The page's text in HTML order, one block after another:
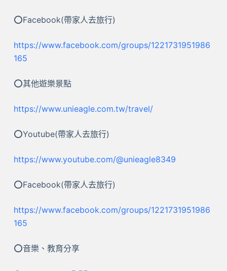
⭕Facebook(帶家人去旅行)
https://www.facebook.com/groups/1221731951986
165
⭕其他遊樂景點
https://www.unieagle.com.tw/travel/
⭕Youtube(帶家人去旅行)
https://www.youtube.com/@unieagle8349
⭕Facebook(帶家人去旅行)
https://www.facebook.com/groups/1221731951986
165
⭕音樂、教育分享